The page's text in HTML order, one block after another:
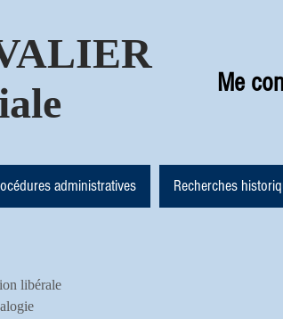
Me
administratives Recherches
libérale